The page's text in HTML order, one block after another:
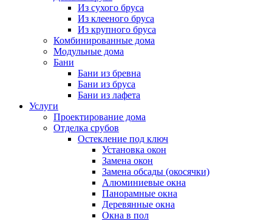
Из сухого бруса
Из клееного бруса
Из крупного бруса
Комбинированные дома
Модульные дома
Бани
Бани из бревна
Бани из бруса
Бани из лафета
Услуги
Проектирование дома
Отделка срубов
Остекление под ключ
Установка окон
Замена окон
Замена обсады (окосячки)
Алюминиевые окна
Панорамные окна
Деревянные окна
Окна в пол